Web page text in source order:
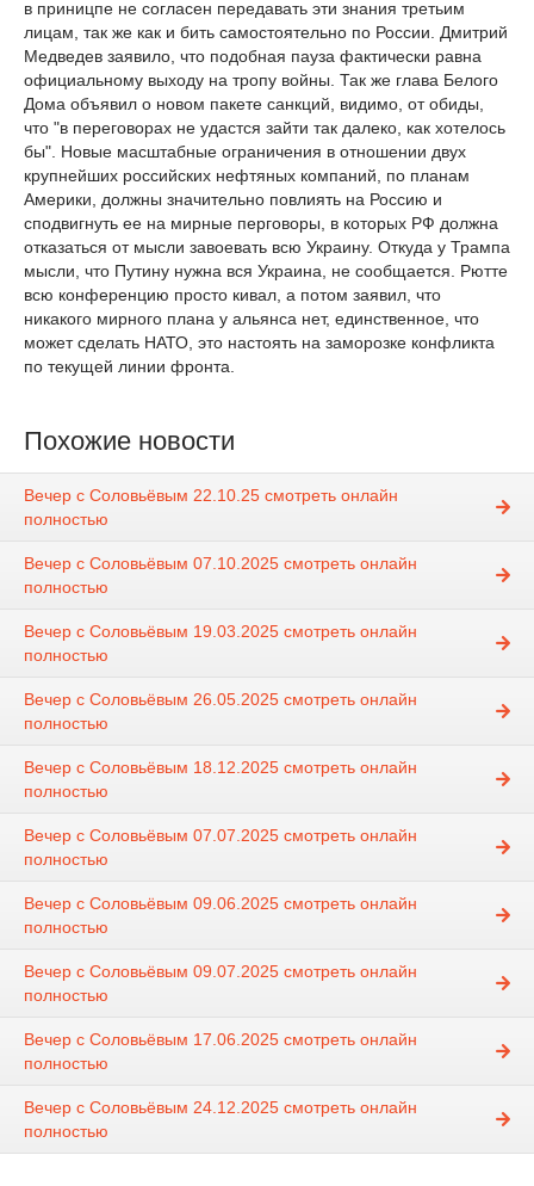
в приницпе не согласен передавать эти знания третьим
лицам, так же как и бить самостоятельно по России. Дмитрий
Медведев заявило, что подобная пауза фактически равна
официальному выходу на тропу войны. Так же глава Белого
Дома объявил о новом пакете санкций, видимо, от обиды,
что "в переговорах не удастся зайти так далеко, как хотелось
бы". Новые масштабные ограничения в отношении двух
крупнейших российских нефтяных компаний, по планам
Америки, должны значительно повлиять на Россию и
сподвигнуть ее на мирные перговоры, в которых РФ должна
отказаться от мысли завоевать всю Украину. Откуда у Трампа
мысли, что Путину нужна вся Украина, не сообщается. Рютте
всю конференцию просто кивал, а потом заявил, что
никакого мирного плана у альянса нет, единственное, что
может сделать НАТО, это настоять на заморозке конфликта
по текущей линии фронта.
Похожие новости
Вечер с Соловьёвым 22.10.25 смотреть онлайн
полностью
Вечер с Соловьёвым 07.10.2025 смотреть онлайн
полностью
Вечер с Соловьёвым 19.03.2025 смотреть онлайн
полностью
Вечер с Соловьёвым 26.05.2025 смотреть онлайн
полностью
Вечер с Соловьёвым 18.12.2025 смотреть онлайн
полностью
Вечер с Соловьёвым 07.07.2025 смотреть онлайн
полностью
Вечер с Соловьёвым 09.06.2025 смотреть онлайн
полностью
Вечер с Соловьёвым 09.07.2025 смотреть онлайн
полностью
Вечер с Соловьёвым 17.06.2025 смотреть онлайн
полностью
Вечер с Соловьёвым 24.12.2025 смотреть онлайн
полностью